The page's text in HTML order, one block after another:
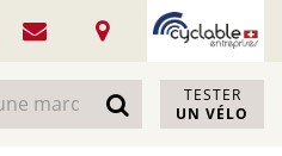
TESTER
UN VÉLO